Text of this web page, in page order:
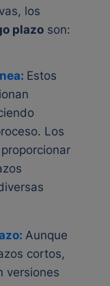
los
plazo son:
Estos
Los
Aunque
cortos,
versiones